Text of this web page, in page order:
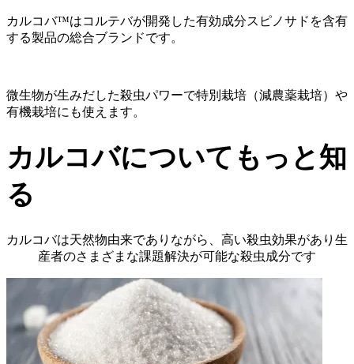
カルコバ™はコルテバが開発した有効成分スピノサドを含有
する製品の総合ブランドです。
微生物が生みだした殺虫パワーで特別栽培（減農薬栽培）や
有機栽培にも使えます。
カルコバについてもっと知
る
カルコバは天然物由来でありながら、高い殺虫効果があり生
産者のさまざまな課題解決が可能な殺虫成分です